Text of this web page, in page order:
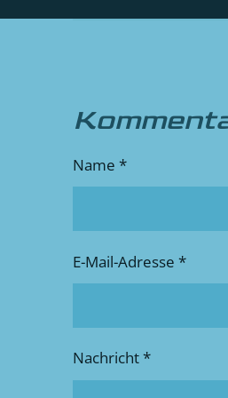
Name *
E-Mail-Adresse *
Nachricht *